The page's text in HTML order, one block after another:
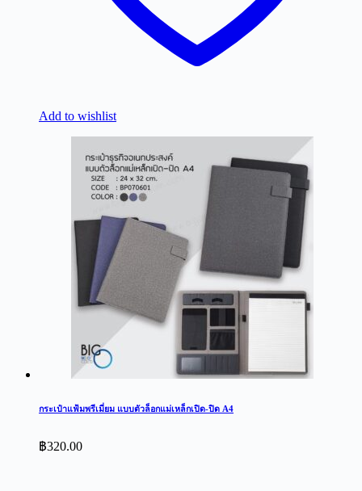
Add to wishlist
กระเป๋าแฟ้มพรีเมี่ยม แบบตัวล็อกแม่เหล็กเปิด-ปิด A4
฿320.00